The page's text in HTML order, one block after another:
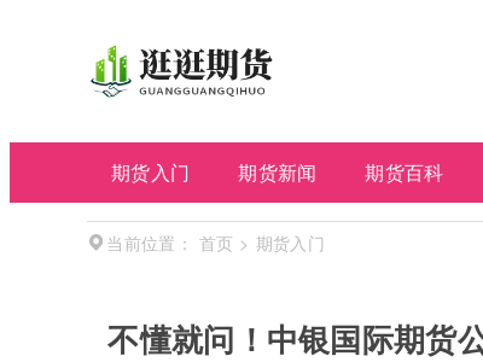
期货入门 期货新闻 期货百科
当前位置： 首页 > 期货入门
不懂就问！中银国际期货